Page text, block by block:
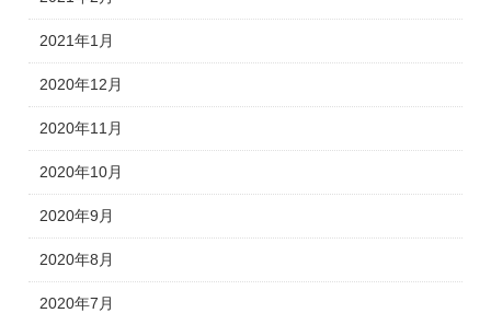
2021年1月
2020年12月
2020年11月
2020年10月
2020年9月
2020年8月
2020年7月